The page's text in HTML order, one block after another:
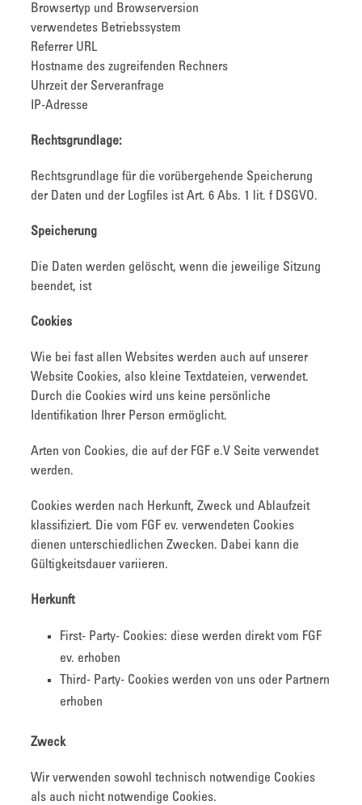
Browsertyp und Browserversion
verwendetes Betriebssystem
Referrer URL
Hostname des zugreifenden Rechners
Uhrzeit der Serveranfrage
IP-Adresse
Rechtsgrundlage:
Rechtsgrundlage für die vorübergehende Speicherung
der Daten und der Logfiles ist Art. 6 Abs. 1 lit. f DSGVO.
Speicherung
Die Daten werden gelöscht, wenn die jeweilige Sitzung
beendet, ist
Cookies
Wie bei fast allen Websites werden auch auf unserer
Website Cookies, also kleine Textdateien, verwendet.
Durch die Cookies wird uns keine persönliche
Identifikation Ihrer Person ermöglicht.
Arten von Cookies, die auf der FGF e.V Seite verwendet
werden.
Cookies werden nach Herkunft, Zweck und Ablaufzeit
klassifiziert. Die vom FGF ev. verwendeten Cookies
dienen unterschiedlichen Zwecken. Dabei kann die
Gültigkeitsdauer variieren.
Herkunft
First- Party- Cookies: diese werden direkt vom FGF
ev. erhoben
Third- Party- Cookies werden von uns oder Partnern
erhoben
Zweck
Wir verwenden sowohl technisch notwendige Cookies
als auch nicht notwendige Cookies.